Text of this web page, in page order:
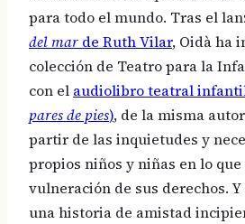
para todo el mundo. Tras el
del mar de Ruth Vilar, Oidà ha
colección de Teatro para la
con el audiolibro teatral
pares de pies), de la misma
partir de las inquietudes y
propios niños y niñas en lo
vulneración de sus derechos.
una historia de amistad